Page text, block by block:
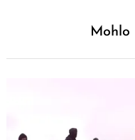
Mohlo